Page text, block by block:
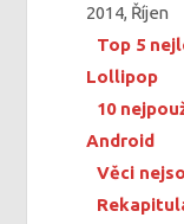
2014, Říjen
Top 5
Lollipop
10
Android
Věci